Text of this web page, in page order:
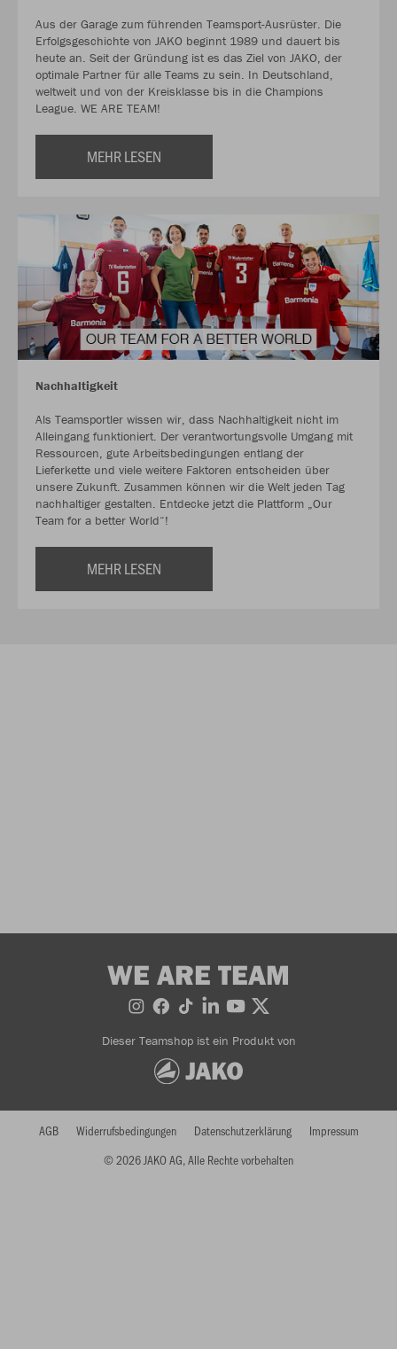
Aus der Garage zum führenden Teamsport-Ausrüster. Die
Erfolgsgeschichte von JAKO beginnt 1989 und dauert bis
heute an. Seit der Gründung ist es das Ziel von JAKO, der
optimale Partner für alle Teams zu sein. In Deutschland,
weltweit und von der Kreisklasse bis in die Champions
League. WE ARE TEAM!
MEHR LESEN
Nachhaltigkeit
Als Teamsportler wissen wir, dass Nachhaltigkeit nicht im
Alleingang funktioniert. Der verantwortungsvolle Umgang mit
Ressourcen, gute Arbeitsbedingungen entlang der
Lieferkette und viele weitere Faktoren entscheiden über
unsere Zukunft. Zusammen können wir die Welt jeden Tag
nachhaltiger gestalten. Entdecke jetzt die Plattform „Our
Team for a better World“!
MEHR LESEN
WE ARE TEAM
Dieser Teamshop ist ein Produkt von
© 2026 JAKO AG, Alle Rechte vorbehalten
AGB Widerrufsbedingungen Datenschutzerklärung Impressum